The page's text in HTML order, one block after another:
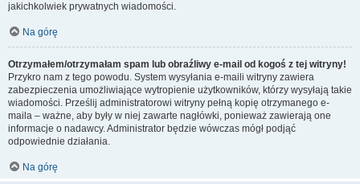
jakichkolwiek prywatnych wiadomości.
Na górę
Otrzymałem/otrzymałam spam lub obraźliwy e-mail od kogoś z tej witryny!
Przykro nam z tego powodu. System wysyłania e-maili witryny zawiera
zabezpieczenia umożliwiające wytropienie użytkowników, którzy wysyłają takie
wiadomości. Prześlij administratorowi witryny pełną kopię otrzymanego e-
maila – ważne, aby były w niej zawarte nagłówki, ponieważ zawierają one
informacje o nadawcy. Administrator będzie wówczas mógł podjąć
odpowiednie działania.
Na górę